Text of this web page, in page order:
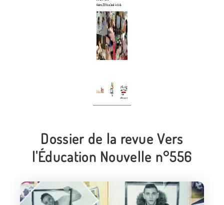
Dossier de la revue Vers
l'Éducation Nouvelle n°556